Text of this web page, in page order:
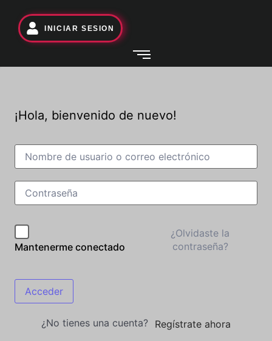
INICIAR SESION
¡Hola, bienvenido de nuevo!
Mantenerme conectado
¿Olvidaste la
contraseña?
Acceder
¿No tienes una cuenta? Regístrate ahora